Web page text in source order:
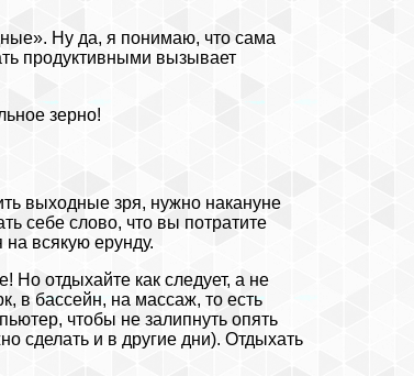
Ну да, я понимаю, что сама
продуктивными вызывает
зерно!
выходные зря, нужно накануне
себе слово, что вы потратите
на всякую ерунду.
Но отдыхайте как следует, а не
в бассейн, на массаж, то есть
чтобы не залипнуть опять
сделать и в другие дни). Отдыхать